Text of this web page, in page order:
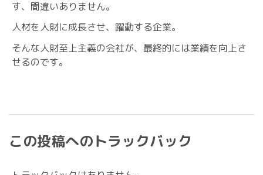
す、間違いありません。
人材を人財に成長させ、躍動する企業。
そんな人財至上主義の会社が、最終的には業績を向上さ
せるのです。
この投稿へのトラックバック